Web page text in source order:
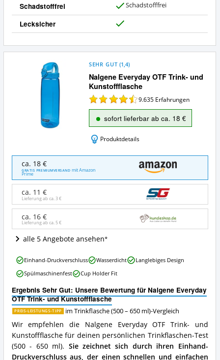
Schadstofffrei Schadstofffrei
Lecksicher
Nalgene Everyday OTF Trink- und
Kunstoffflasche
SEHR GUT (1,4)
9.635 Erfahrungen
sofort lieferbar ab ca. 18 €
Produktdetails
Nalgene
Everyday
OTF
Trink-
und
Kunstoffflasche
Angebote:
ist
diese
(500
650
erhältlich?
ca. 18 €
GRATIS PREMIUMVERSAND mit Amazon
Prime
ca. 11 €
Lieferung ab ca.3 €
ca. 16 €
Lieferung ab ca.5 €
alle 5 Angebote ansehen
Ergebnis Sehr Gut: Unsere Bewertung für Nalgene Everyday
OTF Trink- und Kunstoffflasche
PREIS-LEISTUNGS-TIPP im Trinkflasche (500 – 650 ml)-Vergleich
Wir empfehlen die Nalgene Everyday OTF Trink- und
Kunstoffflasche für deinen persönlichen Trinkflaschen-Test
(500 - 650 ml). Sie zeichnet sich durch ihren Einhand-
Druckverschluss aus, der einen schnellen und einfachen
Nalgene
Everyday
OTF
und
Kunstoffflasche
Vorteile:
Was
spricht
für
diese
Trinkflasche
Einhand-Druckverschluss Wasserdicht
Langlebiges Design
Spülmaschinenfest
Cup Holder Fit